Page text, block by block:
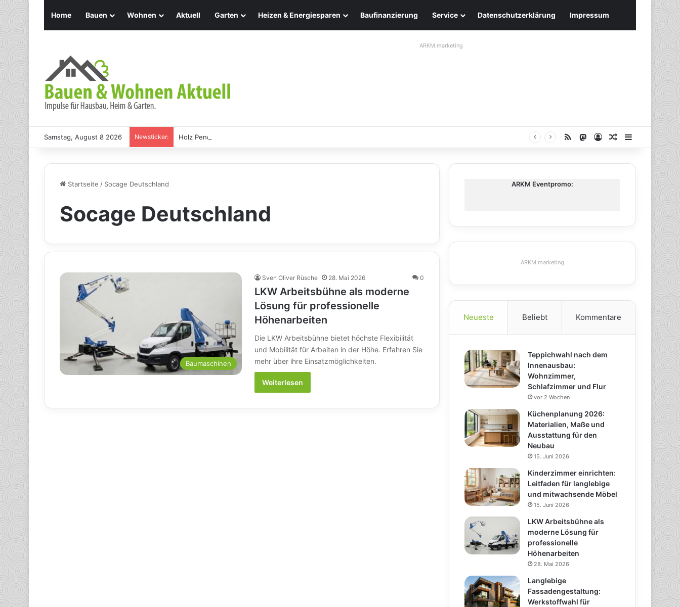
Home Bauen Wohnen Aktuell Garten Heizen & Energiesparen Baufinanzierung Service Datenschutzerklärung Impressum
ARKM.marketing
Samstag, August 8 2026 Newsticker: Holz Pendelleuchten: Eleganz und Nachhaltigkeit für Ihr Zuhause RSS Mastodon
AnmeldenZufälliger
Startseite / Socage Deutschland
Socage Deutschland
Baumaschinen
Sven Oliver Rüsche 28. Mai 2026 0
LKW Arbeitsbühne als moderne
Lösung für professionelle
Höhenarbeiten
Die LKW Arbeitsbühne bietet höchste Flexibilität
und Mobilität für Arbeiten in der Höhe. Erfahren Sie
mehr über ihre Einsatzmöglichkeiten.
Weiterlesen
ARKM Eventpromo:
ARKM.marketing
Neueste Beliebt Kommentare
Teppichwahl nach dem
Innenausbau:
Wohnzimmer,
Schlafzimmer und Flur
vor 2 Wochen
Küchenplanung 2026:
Materialien, Maße und
Ausstattung für den
Neubau
15. Juni 2026
Kinderzimmer einrichten:
Leitfaden für langlebige
und mitwachsende Möbel
15. Juni 2026
LKW Arbeitsbühne als
moderne Lösung für
professionelle
Höhenarbeiten
28. Mai 2026
Langlebige
Fassadengestaltung:
Werkstoffwahl für